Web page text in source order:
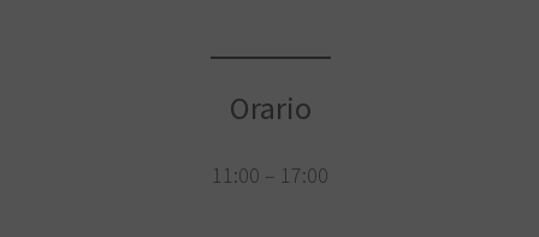
Orario
11:00 – 17:00